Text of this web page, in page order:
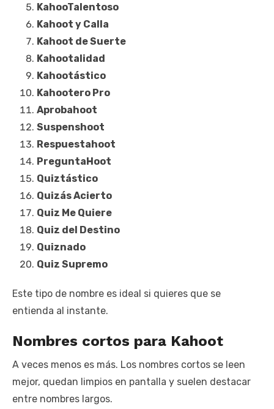
KahooTalentoso
Kahoot y Calla
Kahoot de Suerte
Kahootalidad
Kahootástico
Kahootero Pro
Aprobahoot
Suspenshoot
Respuestahoot
PreguntaHoot
Quiztástico
Quizás Acierto
Quiz Me Quiere
Quiz del Destino
Quiznado
Quiz Supremo
Este tipo de nombre es ideal si quieres que se
entienda al instante.
Nombres cortos para Kahoot
A veces menos es más. Los nombres cortos se leen
mejor, quedan limpios en pantalla y suelen destacar
entre nombres largos.